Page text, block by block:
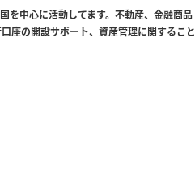
を中心に活動してます。不動産、金融商品
座の開設サポート、資産管理に関すること